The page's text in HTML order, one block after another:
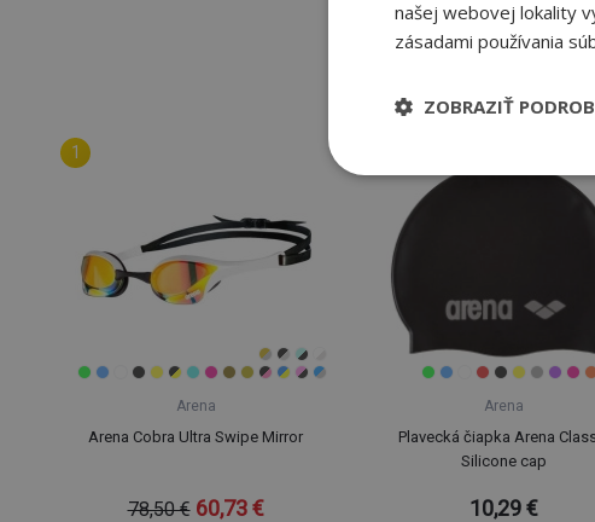
Arena
Arena Cobra Ultra Swipe Mirror
78,50 € 60,73 €
Arena
Plavecká čiapka Arena
Silicone cap
10,29 €
našej webovej lokality
zásadami používania
ZOBRAZIŤ